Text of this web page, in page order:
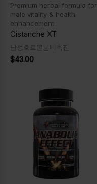
Premium herbal formula for
male vitality & health
enhancement
Cistanche XT
남성호르몬분비촉진
$43.00